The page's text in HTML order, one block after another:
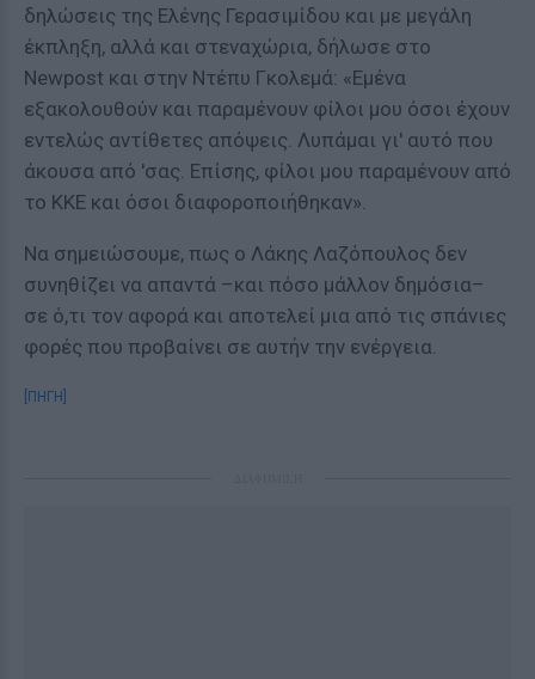
δηλώσεις της Ελένης Γερασιμίδου και με μεγάλη
έκπληξη, αλλά και στεναχώρια, δήλωσε στο
Newpost και στην Ντέπυ Γκολεμά: «Εμένα
εξακολουθούν και παραμένουν φίλοι μου όσοι έχουν
εντελώς αντίθετες απόψεις. Λυπάμαι γι' αυτό που
άκουσα από 'σας. Επίσης, φίλοι μου παραμένουν από
το ΚΚΕ και όσοι διαφοροποιήθηκαν».
Να σημειώσουμε, πως ο Λάκης Λαζόπουλος δεν
συνηθίζει να απαντά –και πόσο μάλλον δημόσια–
σε ό,τι τον αφορά και αποτελεί μια από τις σπάνιες
φορές που προβαίνει σε αυτήν την ενέργεια.
[ΠΗΓΗ]